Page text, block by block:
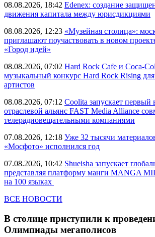
08.08.2026, 18:42 Edenex: создание
движения капитала между юрисдикциями
08.08.2026, 12:23 «Музейная столица»:
приглашают поучаствовать в новом
«Город идей»
08.08.2026, 07:02 Hard Rock Cafe и Coca-
музыкальный конкурс Hard Rock Rising
артистов
08.08.2026, 07:12 Coolita запускает первый
отраслевой альянс FAST Media Alliance
телерадиовещательными компаниями
07.08.2026, 12:18 Уже 32 тысячи
«Мосфото» исполнился год
07.08.2026, 10:42 Shueisha запускает
представляя платформу манги MANGA
на 100 языках
ВСЕ НОВОСТИ
В столице приступили к
Олимпиады мегаполисов